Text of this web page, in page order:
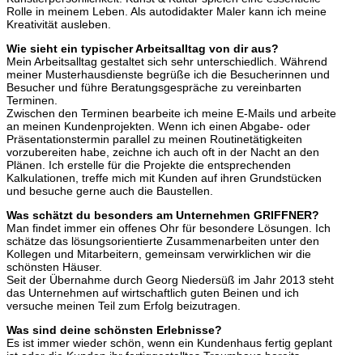
Rolle in meinem Leben. Als autodidakter Maler kann ich meine
Kreativität ausleben.
Wie sieht ein typischer Arbeitsalltag von dir aus?
Mein Arbeitsalltag gestaltet sich sehr unterschiedlich. Während
meiner Musterhausdienste begrüße ich die Besucherinnen und
Besucher und führe Beratungsgespräche zu vereinbarten
Terminen.
Zwischen den Terminen bearbeite ich meine E-Mails und arbeite
an meinen Kundenprojekten. Wenn ich einen Abgabe- oder
Präsentationstermin parallel zu meinen Routinetätigkeiten
vorzubereiten habe, zeichne ich auch oft in der Nacht an den
Plänen. Ich erstelle für die Projekte die entsprechenden
Kalkulationen, treffe mich mit Kunden auf ihren Grundstücken
und besuche gerne auch die Baustellen.
Was schätzt du besonders am Unternehmen GRIFFNER?
Man findet immer ein offenes Ohr für besondere Lösungen. Ich
schätze das lösungsorientierte Zusammenarbeiten unter den
Kollegen und Mitarbeitern, gemeinsam verwirklichen wir die
schönsten Häuser.
Seit der Übernahme durch Georg Niedersüß im Jahr 2013 steht
das Unternehmen auf wirtschaftlich guten Beinen und ich
versuche meinen Teil zum Erfolg beizutragen.
Was sind deine schönsten Erlebnisse?
Es ist immer wieder schön, wenn ein Kundenhaus fertig geplant